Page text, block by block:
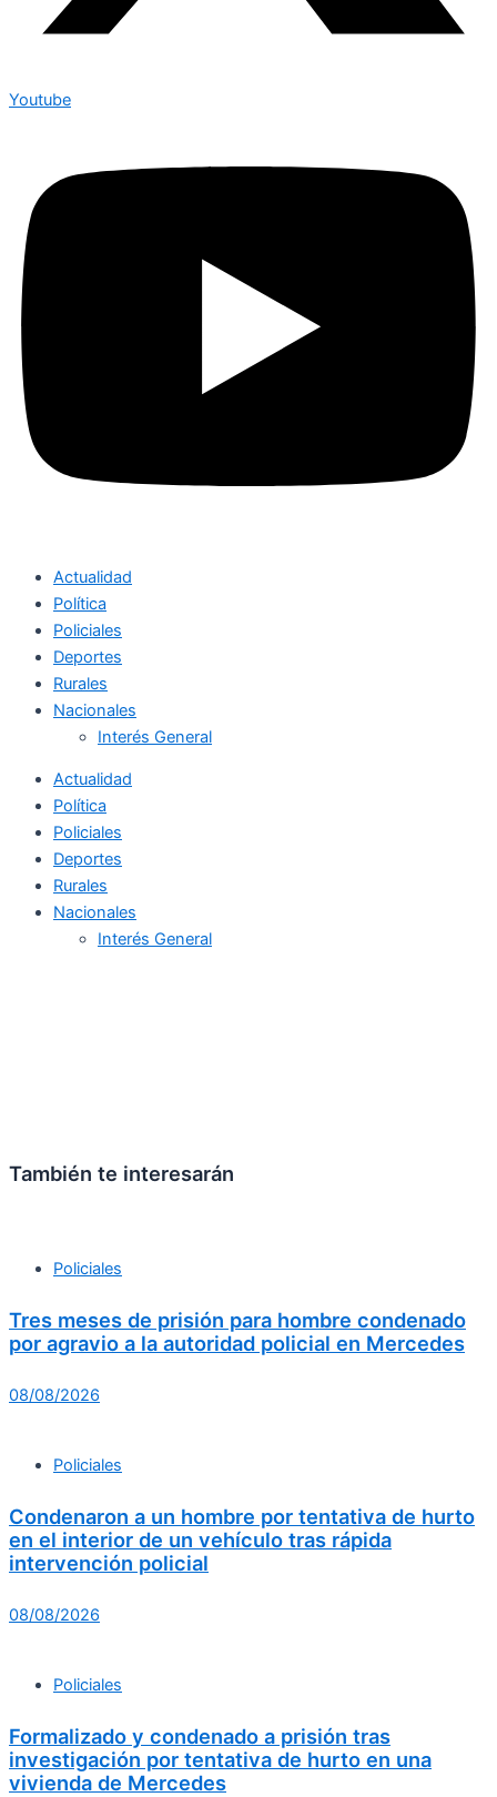
Youtube
Actualidad
Política
Policiales
Deportes
Rurales
Nacionales
Interés General
Actualidad
Política
Policiales
Deportes
Rurales
Nacionales
Interés General
También te interesarán
Policiales
Tres meses de prisión para hombre condenado
por agravio a la autoridad policial en Mercedes
08/08/2026
Policiales
Condenaron a un hombre por tentativa de hurto
en el interior de un vehículo tras rápida
intervención policial
08/08/2026
Policiales
Formalizado y condenado a prisión tras
investigación por tentativa de hurto en una
vivienda de Mercedes